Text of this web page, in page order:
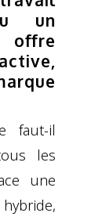
un
offre
faut-il
les
une